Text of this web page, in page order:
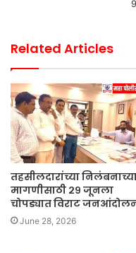
Related Articles
तहसीलदारांच्या
मागणीसाठी २९ जूनला
चोपड्यात विराट
June 28, 2026